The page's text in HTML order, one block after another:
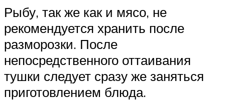
Рыбу, так же как и мясо, не
рекомендуется хранить после
разморозки. После
непосредственного оттаивания
тушки следует сразу же заняться
приготовлением блюда.